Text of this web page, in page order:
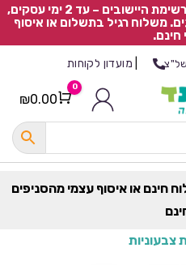
חדש! משלוח אקספרס בהתאם לרשימת היישובים – עד 2 ימי עסקים,
משלוח רגיל בתשלום או איסוף
חינם.
מועדון לקוחות
Cart
0
₪0.00
35 ₪, מעל 599 משלוח חינם או איסוף עצמי מהסניפים
צבעוניות